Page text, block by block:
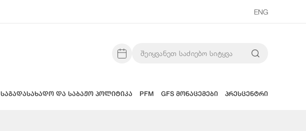
ENG
საგადასახადო და საბაჟო პოლიტიკა PFM GFS მონაცემები პრესცენტრი